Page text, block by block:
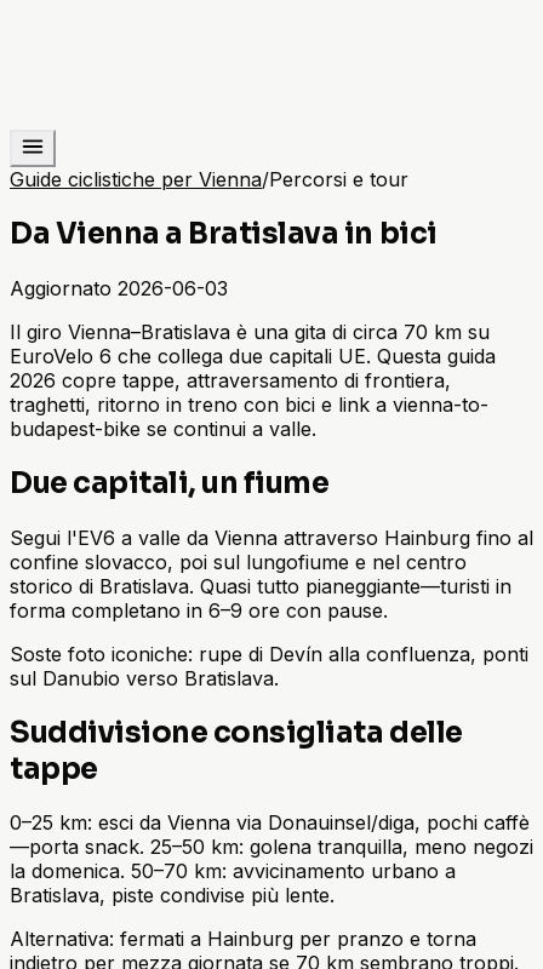
Guide ciclistiche per Vienna/Percorsi e tour
Da Vienna a Bratislava in bici
Aggiornato 2026-06-03
Il giro Vienna–Bratislava è una gita di circa 70 km su
EuroVelo 6 che collega due capitali UE. Questa guida
2026 copre tappe, attraversamento di frontiera,
traghetti, ritorno in treno con bici e link a vienna-to-
budapest-bike se continui a valle.
Due capitali, un fiume
Segui l'EV6 a valle da Vienna attraverso Hainburg fino al
confine slovacco, poi sul lungofiume e nel centro
storico di Bratislava. Quasi tutto pianeggiante—turisti in
forma completano in 6–9 ore con pause.
Soste foto iconiche: rupe di Devín alla confluenza, ponti
sul Danubio verso Bratislava.
Suddivisione consigliata delle
tappe
0–25 km: esci da Vienna via Donauinsel/diga, pochi caffè
—porta snack. 25–50 km: golena tranquilla, meno negozi
la domenica. 50–70 km: avvicinamento urbano a
Bratislava, piste condivise più lente.
Alternativa: fermati a Hainburg per pranzo e torna
indietro per mezza giornata se 70 km sembrano troppi.